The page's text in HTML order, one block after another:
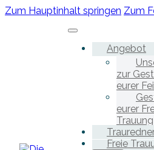
Zum Hauptinhalt springen Zum
Angebot
zur
eurer
eurer
Trauung
Freie